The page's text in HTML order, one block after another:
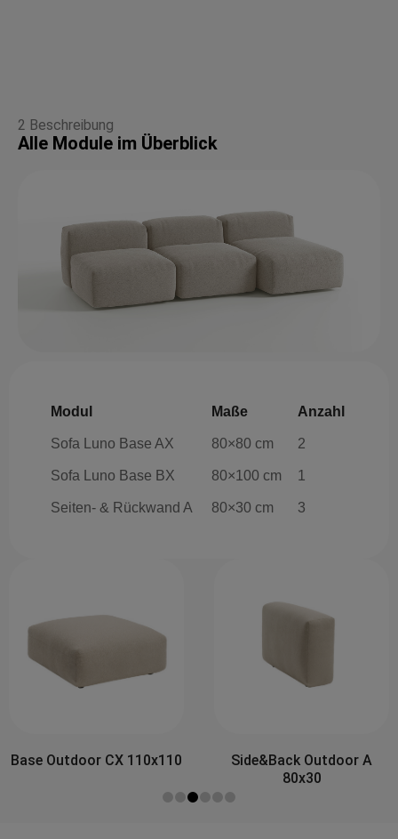
2 Beschreibung
Alle Module im Überblick
Modul Maße Anzahl
Sofa Luno Base AX 80×80 cm 2
Sofa Luno Base BX 80×100 cm 1
Seiten- & Rückwand A 80×30 cm 3
Side&Back Outdoor A
Side&Back Outdoor B
100x30